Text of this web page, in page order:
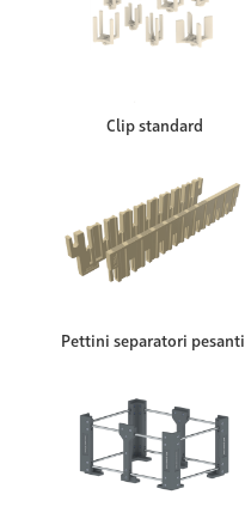
Clip standard
Pettini separatori pesanti